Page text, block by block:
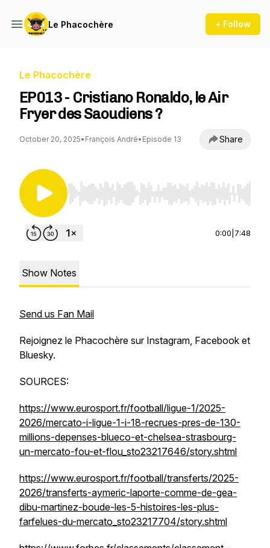
Le Phacochère + Follow
Le Phacochère
EP013 - Cristiano Ronaldo, le Air
Fryer des Saoudiens ?
October 20, 2025• François André• Episode 13 Share
Use Left/Right to seek, Home/End to jump to
0:00 7:48
Show Notes
Send us Fan Mail
Rejoignez le Phacochère sur Instagram, Facebook et
Bluesky.
SOURCES:
https://www.eurosport.fr/football/ligue-1/2025-
2026/mercato-i-ligue-1-i-18-recrues-pres-de-130-
millions-depenses-blueco-et-chelsea-strasbourg-
un-mercato-fou-et-flou_sto23217646/story.shtml
https://www.eurosport.fr/football/transferts/2025-
2026/transferts-aymeric-laporte-comme-de-gea-
dibu-martinez-boude-les-5-histoires-les-plus-
farfelues-du-mercato_sto23217704/story.shtml